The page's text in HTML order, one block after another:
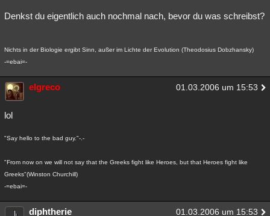
Denkst du eigentlich auch nochmal nach, bevor du was schreibst?
Nichts in der Biologie ergibt Sinn, außer im Lichte der Evolution (Theodosius Dobzhansky)
-=ebai=-
elgreco 01.03.2006 um 15:53
lol
"Say hello to the bad guy."-.-
"From now on we will not say that the Greeks fight like Heroes, but that Heroes fight like
Greeks"(Winston Churchill)
-=ebai=-
diphtherie 01.03.2006 um 15:53